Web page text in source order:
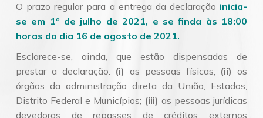
O prazo regular para a entrega da declaração inicia-
se em 1º de julho de 2021, e se finda às 18:00
horas do dia 16 de agosto de 2021.
Esclarece-se, ainda, que estão dispensadas de
prestar a declaração: (i) as pessoas físicas; (ii) os
órgãos da administração direta da União, Estados,
Distrito Federal e Municípios; (iii) as pessoas jurídicas
devedoras de repasses de créditos externos